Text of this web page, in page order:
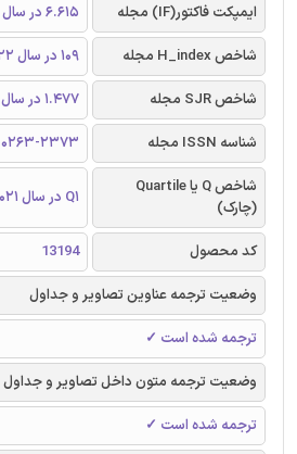
ایمپکت فاکتور(IF) مجله
6.615 در سال 2021
شاخص H_index مجله
109 در سال 2022
شاخص SJR مجله
1.477 در سال 2021
شناسه ISSN مجله
0263-2373
شاخص Q یا Quartile
(چارک)
Q1 در سال 2021
کد محصول
13194
وضعیت ترجمه عناوین تصاویر و جداول
ترجمه شده است ✓
وضعیت ترجمه متون داخل تصاویر و جداول
ترجمه شده است ✓